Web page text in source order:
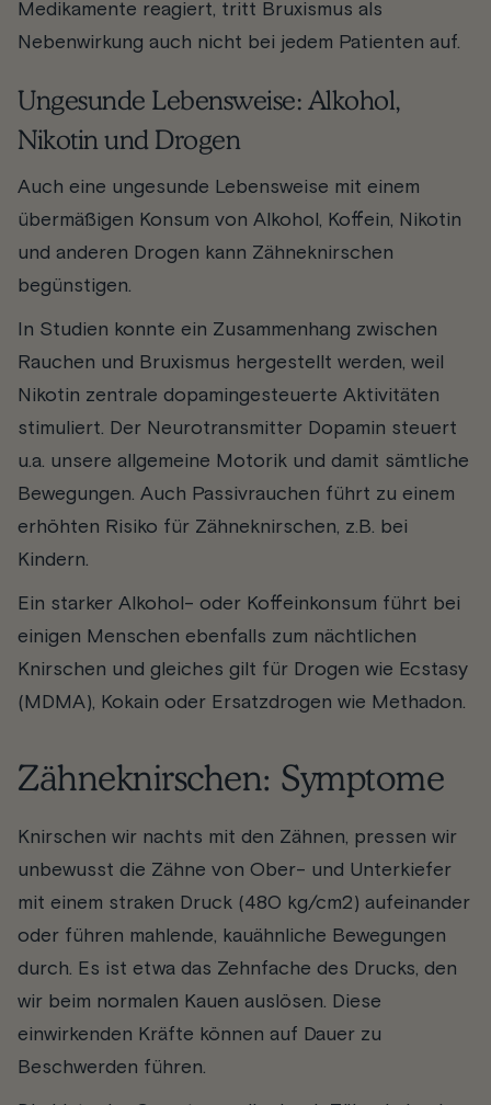
Medikamente reagiert, tritt Bruxismus als
Nebenwirkung auch nicht bei jedem Patienten auf.
Ungesunde Lebensweise: Alkohol,
Nikotin und Drogen
Auch eine ungesunde Lebensweise mit einem
übermäßigen Konsum von Alkohol, Koffein, Nikotin
und anderen Drogen kann Zähneknirschen
begünstigen.
In Studien konnte ein Zusammenhang zwischen
Rauchen und Bruxismus hergestellt werden, weil
Nikotin zentrale dopamingesteuerte Aktivitäten
stimuliert. Der Neurotransmitter Dopamin steuert
u.a. unsere allgemeine Motorik und damit sämtliche
Bewegungen. Auch Passivrauchen führt zu einem
erhöhten Risiko für Zähneknirschen, z.B. bei
Kindern.
Ein starker Alkohol- oder Koffeinkonsum führt bei
einigen Menschen ebenfalls zum nächtlichen
Knirschen und gleiches gilt für Drogen wie Ecstasy
(MDMA), Kokain oder Ersatzdrogen wie Methadon.
Zähneknirschen: Symptome
Knirschen wir nachts mit den Zähnen, pressen wir
unbewusst die Zähne von Ober- und Unterkiefer
mit einem straken Druck (480 kg/cm2) aufeinander
oder führen mahlende, kauähnliche Bewegungen
durch. Es ist etwa das Zehnfache des Drucks, den
wir beim normalen Kauen auslösen. Diese
einwirkenden Kräfte können auf Dauer zu
Beschwerden führen.